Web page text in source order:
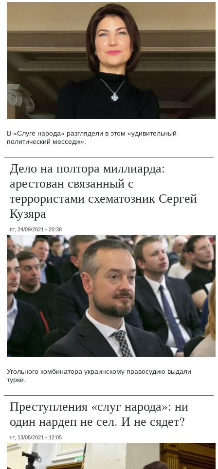
В «Слуге народа» разглядели в этом «удивительный
политический месседж».
Дело на полтора миллиарда:
арестован связанный с
террористами схематозник Сергей
Кузяра
пт, 24/09/2021 - 20:38
Угольного комбинатора украинскому правосудию выдали
турки.
Преступления «слуг народа»: ни
один нардеп не сел. И не сядет?
чт, 13/05/2021 - 12:05